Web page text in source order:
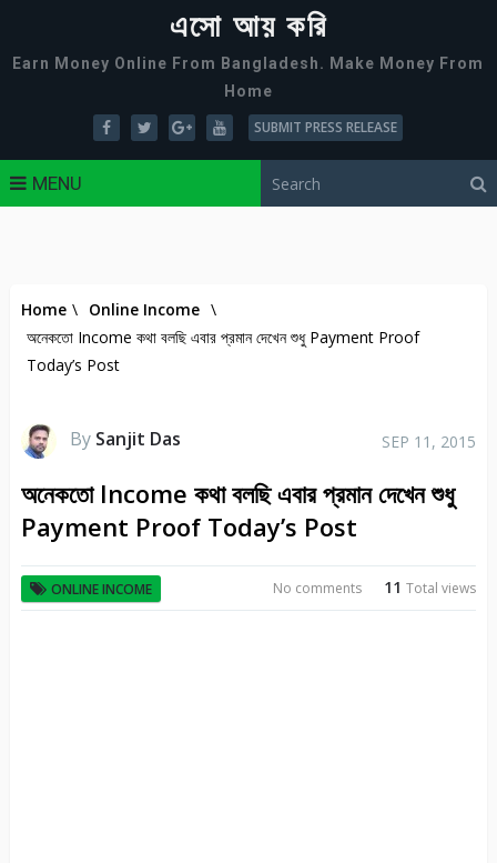
এসো আয় করি
Earn Money Online From Bangladesh. Make Money From
Home
SUBMIT PRESS RELEASE
MENU
Home \ Online Income \
অনেকতো Income কথা বলছি এবার প্রমান দেখেন শুধু Payment Proof
Today’s Post
By Sanjit Das SEP 11, 2015
অনেকতো Income কথা বলছি এবার প্রমান দেখেন শুধু
Payment Proof Today’s Post
ONLINE INCOME 11Total views
No comments